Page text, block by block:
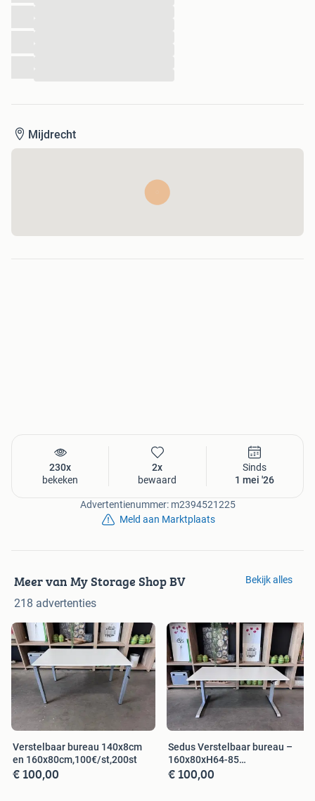
Mijdrecht
230x
bekeken
2x
bewaard
Sinds
1 mei '26
Advertentienummer: m2394521225
Meld aan Marktplaats
Meer van My Storage Shop BV
218 advertenties
Bekijk alles
Verstelbaar bureau 140x8cm
en 160x80cm,100€/st,200st
€ 100,00
Sedus Verstelbaar bureau –
160x80xH64-85
cm,100€/st,10st
€ 100,00